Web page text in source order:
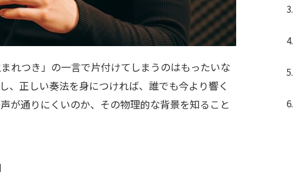
れつき」の一言で片付けてしまうのはもったいな
、正しい奏法を身につければ、誰でも今より響く
が通りにくいのか、その物理的な背景を知ること